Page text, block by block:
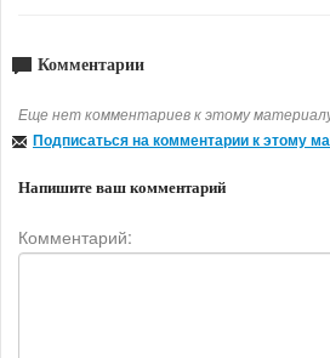
Комментарии
Еще нет комментариев к этому
Подписаться на комментарии к этому
Напишите ваш комментарий
Комментарий: